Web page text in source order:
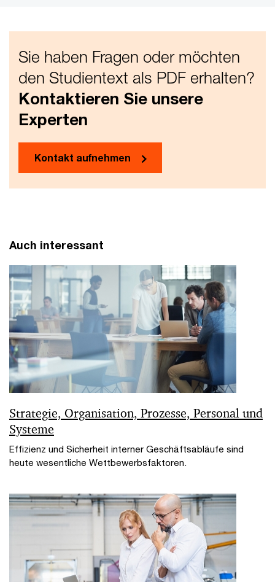
Sie haben Fragen oder möchten
den Studientext als PDF erhalten?
Kontaktieren Sie unsere
Experten
Kontakt aufnehmen
Auch interessant
Strategie, Organisation, Prozesse, Personal und
Systeme
Effizienz und Sicherheit interner Geschäftsabläufe sind
heute wesentliche Wettbewerbsfaktoren.